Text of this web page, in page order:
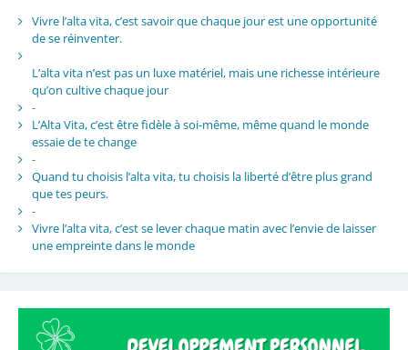
Vivre l’alta vita, c’est savoir que chaque jour est une opportunité
de se réinventer.
L’alta vita n’est pas un luxe matériel, mais une richesse intérieure
qu’on cultive chaque jour
-
L’Alta Vita, c’est être fidèle à soi-même, même quand le monde
essaie de te change
-
Quand tu choisis l’alta vita, tu choisis la liberté d’être plus grand
que tes peurs.
-
Vivre l’alta vita, c’est se lever chaque matin avec l’envie de laisser
une empreinte dans le monde